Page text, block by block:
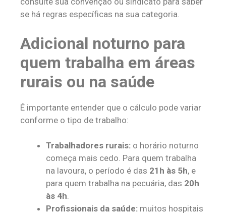
se há regras específicas na sua categoria.
Adicional noturno para
quem trabalha em áreas
rurais ou na saúde
É importante entender que o cálculo pode variar
conforme o tipo de trabalho:
Trabalhadores rurais: o horário noturno
começa mais cedo. Para quem trabalha
na lavoura, o período é das 21h às 5h, e
para quem trabalha na pecuária, das 20h
às 4h.
Profissionais da saúde: muitos hospitais